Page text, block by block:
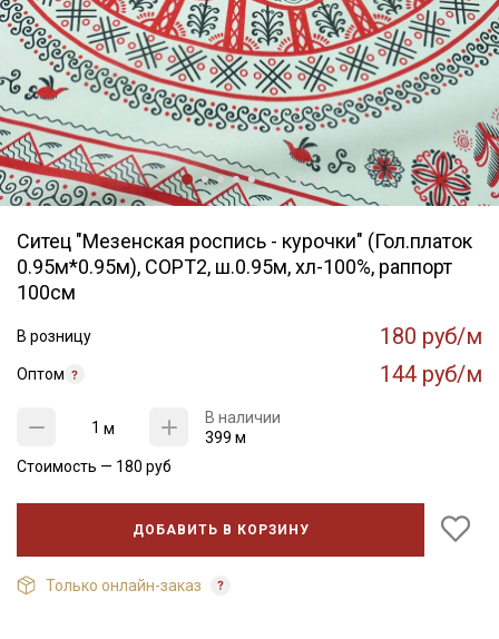
Ситец "Мезенская роспись - курочки" (Гол.платок
0.95м*0.95м), СОРТ2, ш.0.95м, хл-100%, раппорт
100см
В розницу 180 руб/м
Оптом 144 руб/м
м
В наличии
399 м
Стоимость — 180 руб
ДОБАВИТЬ В КОРЗИНУ
Только онлайн-заказ